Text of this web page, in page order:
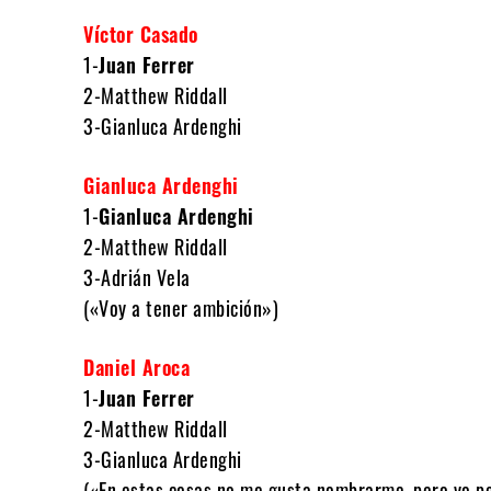
Víctor Casado
1-Juan Ferrer
2-Matthew Riddall
3-Gianluca Ardenghi
Gianluca Ardenghi
1-Gianluca Ardenghi
2-Matthew Riddall
3-Adrián Vela
(«Voy a tener ambición»)
Daniel Aroca
1-Juan Ferrer
2-Matthew Riddall
3-Gianluca Ardenghi